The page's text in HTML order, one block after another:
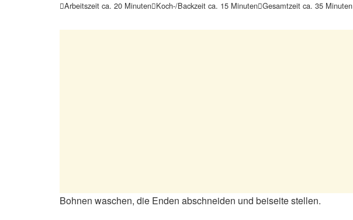
Arbeitszeit ca. 20 MinutenKoch-/Backzeit ca. 15 MinutenGesamtzeit ca. 35 Minuten
Bohnen waschen, die Enden abschneiden und beiseite stellen.